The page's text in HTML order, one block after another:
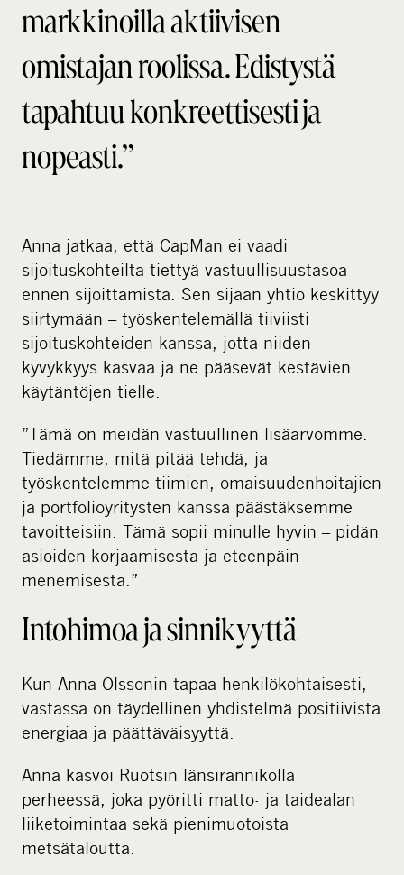
markkinoilla aktiivisen
omistajan roolissa. Edistystä
tapahtuu konkreettisesti ja
nopeasti.”
Anna jatkaa, että CapMan ei vaadi
sijoituskohteilta tiettyä vastuullisuustasoa
ennen sijoittamista. Sen sijaan yhtiö keskittyy
siirtymään – työskentelemällä tiiviisti
sijoituskohteiden kanssa, jotta niiden
kyvykkyys kasvaa ja ne pääsevät kestävien
käytäntöjen tielle.
”Tämä on meidän vastuullinen lisäarvomme.
Tiedämme, mitä pitää tehdä, ja
työskentelemme tiimien, omaisuudenhoitajien
ja portfolioyritysten kanssa päästäksemme
tavoitteisiin. Tämä sopii minulle hyvin – pidän
asioiden korjaamisesta ja eteenpäin
menemisestä.”
Intohimoa ja sinnikyyttä
Kun Anna Olssonin tapaa henkilökohtaisesti,
vastassa on täydellinen yhdistelmä positiivista
energiaa ja päättäväisyyttä.
Anna kasvoi Ruotsin länsirannikolla
perheessä, joka pyöritti matto- ja taidealan
liiketoimintaa sekä pienimuotoista
metsätaloutta.